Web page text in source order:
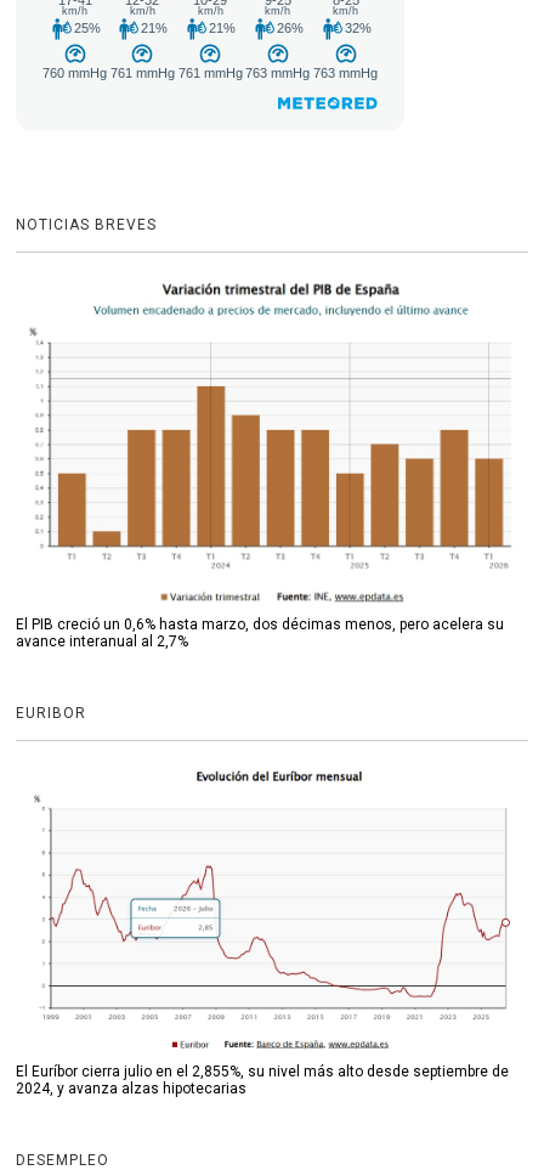
NOTICIAS BREVES
El PIB creció un 0,6% hasta marzo, dos décimas menos, pero acelera su
avance interanual al 2,7%
EURIBOR
El Euríbor cierra julio en el 2,855%, su nivel más alto desde septiembre de
2024, y avanza alzas hipotecarias
DESEMPLEO